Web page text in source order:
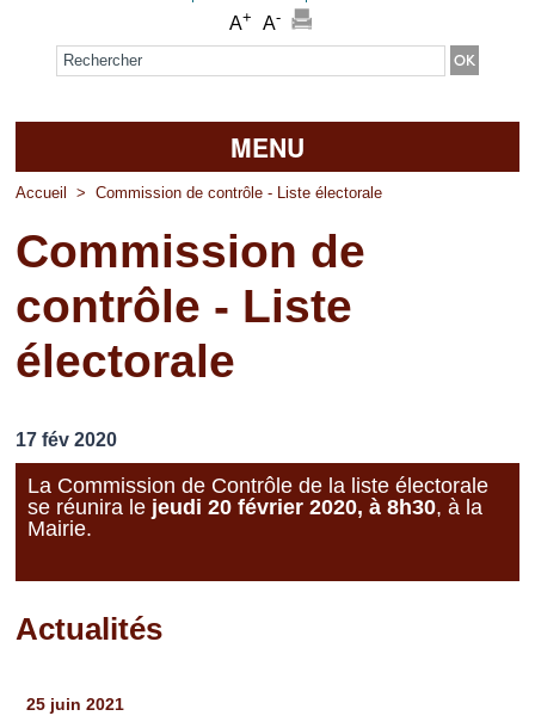
A+ A-
Formulaire de recherche
MENU
Accueil
La mairie
Découvrir Pierrefitte
Vie pratique
Accueil > Commission de contrôle - Liste électorale
Commission de
contrôle - Liste
électorale
17 fév 2020
La Commission de Contrôle de la liste électorale
se réunira le jeudi 20 février 2020, à 8h30, à la
Mairie.
Actualités
25 juin 2021
Pages